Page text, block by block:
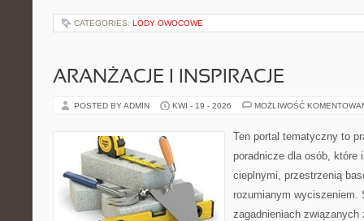
CATEGORIES: LODY OWOCOWE
ARANŻACJE I INSPIRACJE
POSTED BY ADMIN KWI - 19 - 2026 MOŻLIWOŚĆ
Ten portal tematyczny to
poradnicze dla osób, które
cieplnymi, przestrzenią
rozumianym wyciszeniem.
zagadnieniach